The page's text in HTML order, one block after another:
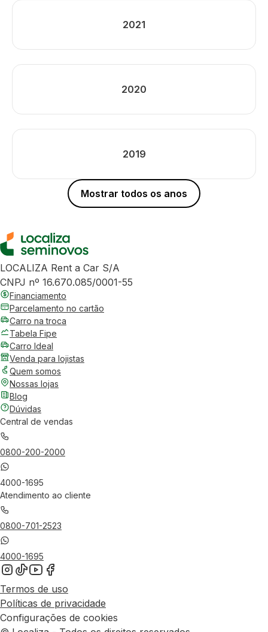
2021
2020
2019
Mostrar todos os anos
LOCALIZA Rent a Car S/A
CNPJ nº 16.670.085/0001-55
Financiamento
Parcelamento no cartão
Carro na troca
Tabela Fipe
Carro Ideal
Venda para lojistas
Quem somos
Nossas lojas
Blog
Dúvidas
Central de vendas
0800-200-2000
4000-1695
Atendimento ao cliente
0800-701-2523
4000-1695
Termos de uso
Políticas de privacidade
Configurações de cookies